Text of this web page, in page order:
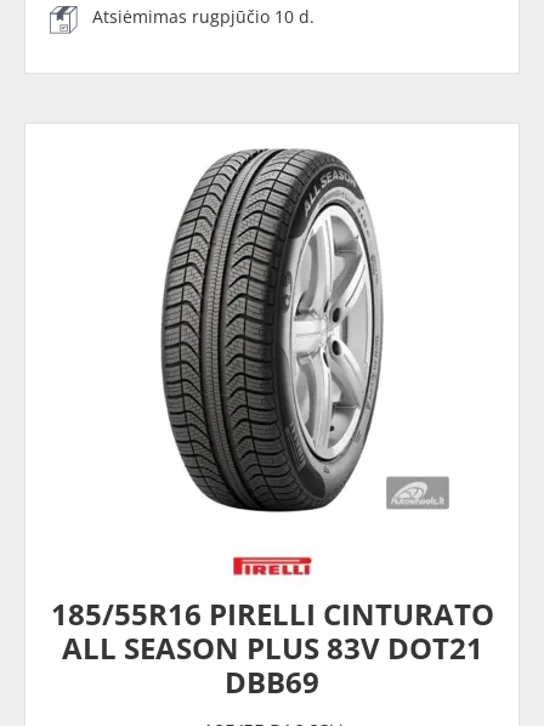
Atsiėmimas rugpjūčio 10 d.
185/55R16 PIRELLI CINTURATO
ALL SEASON PLUS 83V DOT21
DBB69